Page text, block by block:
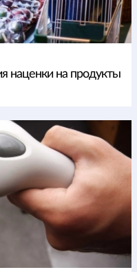
наценки на продукты